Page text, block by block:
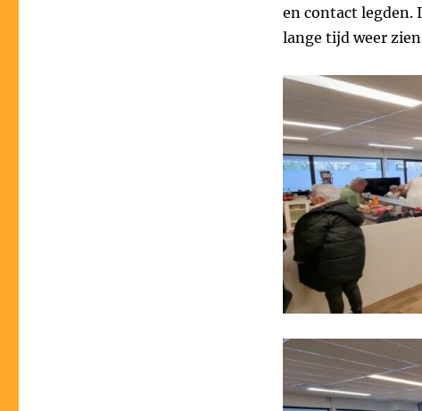
en contact legden.
lange tijd weer